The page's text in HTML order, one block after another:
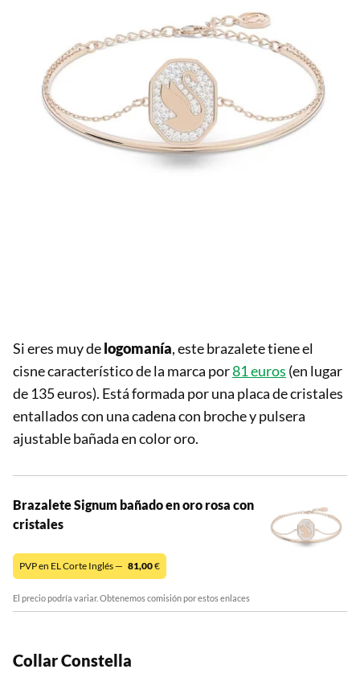
Si eres muy delogomanía, este brazalete tiene el
cisne característico de la marca por81 euros (en lugar
de 135 euros). Está formada por una placa de cristales
entallados con una cadena con broche y pulsera
ajustable bañada en color oro.
Brazalete Signum bañado en oro rosa con
cristales
PVP en EL Corte Inglés — 81,00€
El precio podría variar. Obtenemos comisión por estos enlaces
Collar Constella